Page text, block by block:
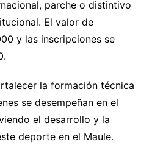
parche o distintivo
El valor de
y las inscripciones se
la formación técnica
se desempeñan en el
el desarrollo y la
deporte en el Maule.